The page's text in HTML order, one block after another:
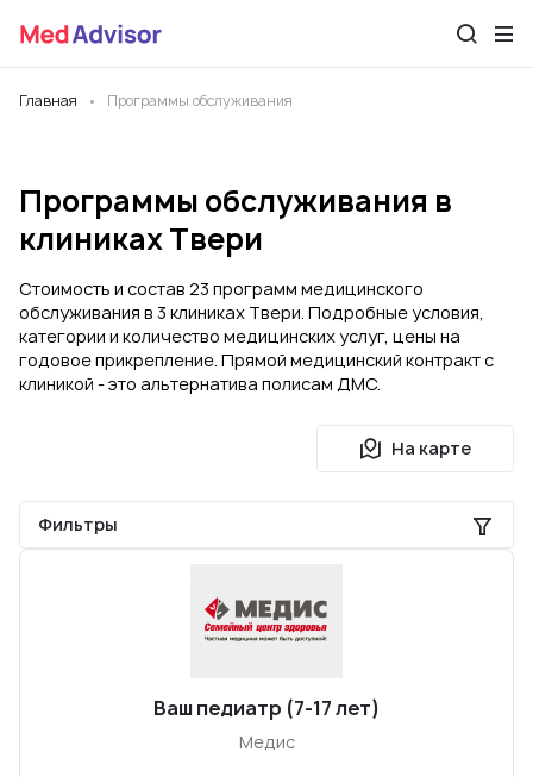
Главная Программы обслуживания
Программы обслуживания в
клиниках Твери
Стоимость и состав 23 программ медицинского
обслуживания в 3 клиниках Твери. Подробные условия,
категории и количество медицинских услуг, цены на
годовое прикрепление. Прямой медицинский контракт с
клиникой - это альтернатива полисам ДМС.
На карте
Фильтры
Ваш педиатр (7-17 лет)
Медис